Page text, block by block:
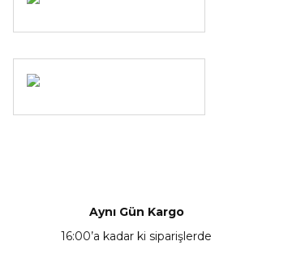
Aynı Gün Kargo
16:00’a kadar ki siparişlerde